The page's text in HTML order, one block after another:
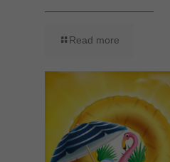
Read more